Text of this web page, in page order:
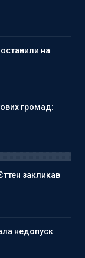
на
громад:
закликав
недопуск